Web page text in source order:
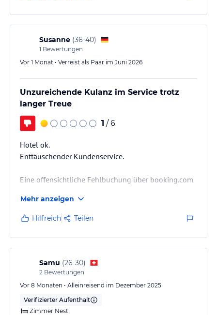
Susanne (36-40)
1 Bewertungen
Vor 1 Monat • Verreist als Paar im Juni 2026
Unzureichende Kulanz im Service trotz
langer Treue
1 / 6
Hotel ok.
Enttäuschender Kundenservice.
Eine offensichtliche Fehlbuchung über booking.com
eines Vorlaufs bis Juli 2027 nicht kostenfrei korrigiert
werden. Von einem kundenorientierten Hotel hätte
ich hier deutlich mehr Kulanz erwartet –
insbesondere als langjähriger Gast.
Für mich war das die letzte Buchung in einem Ruby
Hotel.
Mehr anzeigen
Hilfreich Teilen
Samu (26-30)
2 Bewertungen
Vor 8 Monaten • Alleinreisend im Dezember 2025
Verifizierter Aufenthalt
Zimmer Nest